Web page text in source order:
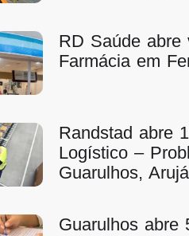
RD Saúde abre
Farmácia em
Randstad abre
Logístico –
Guarulhos,
Guarulhos abre